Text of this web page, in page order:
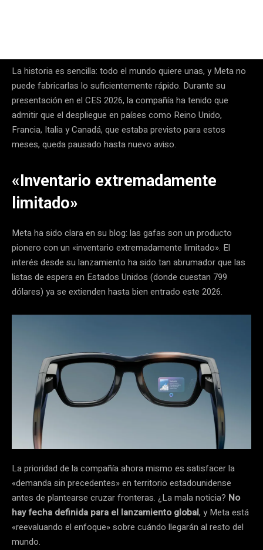
La historia es sencilla: todo el mundo quiere unas, y Meta no
puede fabricarlas lo suficientemente rápido. Durante su
presentación en el CES 2026, la compañía ha tenido que
admitir que el despliegue en países como Reino Unido,
Francia, Italia y Canadá, que estaba previsto para estos
meses, queda pausado hasta nuevo aviso.
«Inventario extremadamente
limitado»
Meta ha sido clara en su blog: las gafas son un producto
pionero con un «inventario extremadamente limitado». El
interés desde su lanzamiento ha sido tan abrumador que las
listas de espera en Estados Unidos (donde cuestan 799
dólares) ya se extienden hasta bien entrado este 2026.
La prioridad de la compañía ahora mismo es satisfacer la
«demanda sin precedentes» en territorio estadounidense
antes de plantearse cruzar fronteras. ¿La mala noticia? No
hay fecha definida para el lanzamiento global, y Meta está
«reevaluando el enfoque» sobre cuándo llegarán al resto del
mundo.